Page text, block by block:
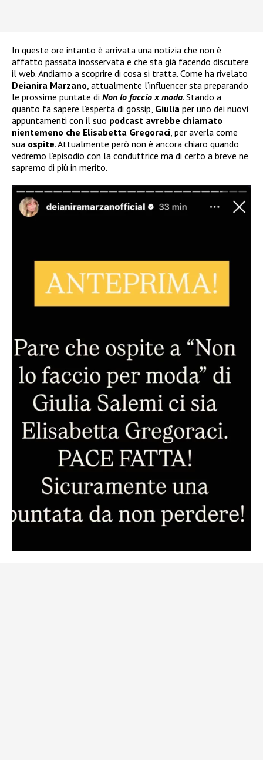
In queste ore intanto è arrivata una notizia che non è
affatto passata inosservata e che sta già facendo discutere
il web. Andiamo a scoprire di cosa si tratta. Come ha rivelato
Deianira Marzano, attualmente l’influencer sta preparando
le prossime puntate di Non lo faccio x moda. Stando a
quanto fa sapere l’esperta di gossip, Giulia per uno dei nuovi
appuntamenti con il suo podcast avrebbe chiamato
nientemeno che Elisabetta Gregoraci, per averla come
sua ospite. Attualmente però non è ancora chiaro quando
vedremo l’episodio con la conduttrice ma di certo a breve ne
sapremo di più in merito.